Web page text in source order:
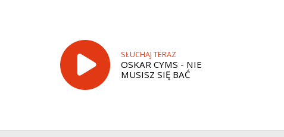
SŁUCHAJ TERAZ
OSKAR CYMS - NIE
MUSISZ SIĘ BAĆ